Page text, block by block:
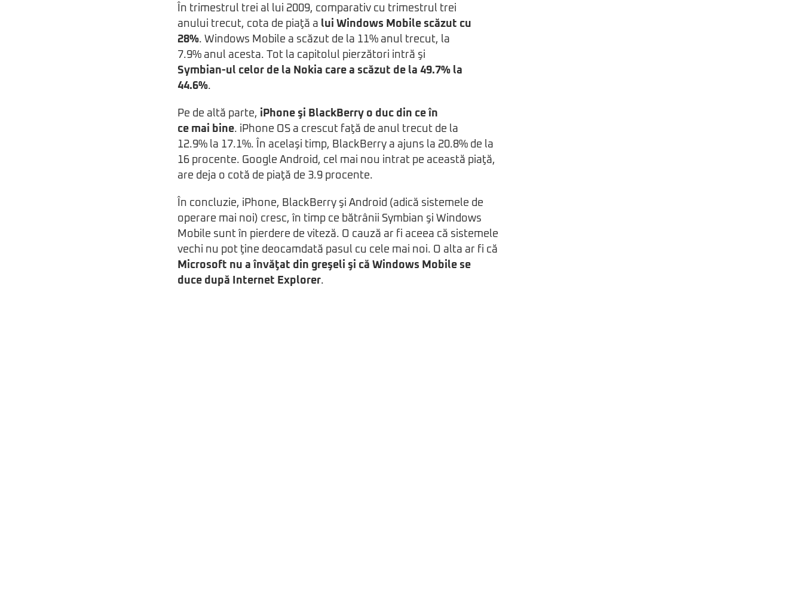
În trimestrul trei al lui 2009, comparativ cu trimestrul trei
anului trecut, cota de piaţă a lui Windows Mobile scăzut cu
28%. Windows Mobile a scăzut de la 11% anul trecut, la
7.9% anul acesta. Tot la capitolul pierzători intră şi
Symbian-ul celor de la Nokia care a scăzut de la 49.7% la
44.6%.
Pe de altă parte, iPhone şi BlackBerry o duc din ce în
ce mai bine. iPhone OS a crescut faţă de anul trecut de la
12.9% la 17.1%. În acelaşi timp, BlackBerry a ajuns la 20.8% de la
16 procente. Google Android, cel mai nou intrat pe această piaţă,
are deja o cotă de piaţă de 3.9 procente.
În concluzie, iPhone, BlackBerry şi Android (adică sistemele de
operare mai noi) cresc, în timp ce bătrânii Symbian şi Windows
Mobile sunt în pierdere de viteză. O cauză ar fi aceea că sistemele
vechi nu pot ţine deocamdată pasul cu cele mai noi. O alta ar fi că
Microsoft nu a învăţat din greşeli şi că Windows Mobile se
duce după Internet Explorer.